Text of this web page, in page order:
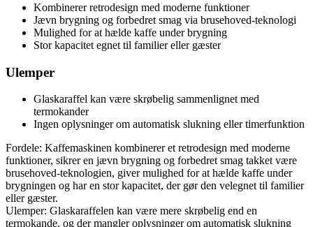
Kombinerer retrodesign med moderne funktioner
Jævn brygning og forbedret smag via brusehoved-teknologi
Mulighed for at hælde kaffe under brygning
Stor kapacitet egnet til familier eller gæster
Ulemper
Glaskaraffel kan være skrøbelig sammenlignet med
termokander
Ingen oplysninger om automatisk slukning eller timerfunktion
Fordele: Kaffemaskinen kombinerer et retrodesign med moderne
funktioner, sikrer en jævn brygning og forbedret smag takket være
brusehoved-teknologien, giver mulighed for at hælde kaffe under
brygningen og har en stor kapacitet, der gør den velegnet til familier
eller gæster.
Ulemper: Glaskaraffelen kan være mere skrøbelig end en
termokande, og der mangler oplysninger om automatisk slukning